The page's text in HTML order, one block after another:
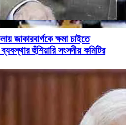
জাকারবার্গকে ক্ষমা চাইতে
হুঁশিয়ারি সংসদীয় কমিটির